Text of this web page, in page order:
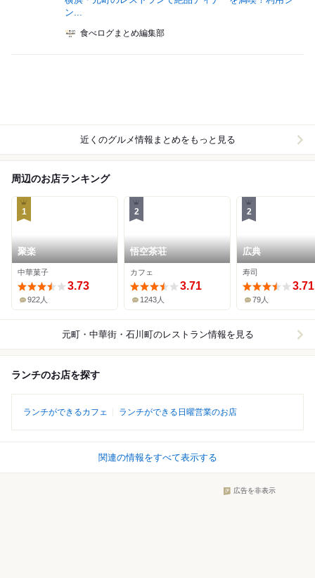
ン...
食べログまとめ編集部
近くのグルメ情報まとめをもっと見る
周辺のお店ランキング
1
聚楽
中華菓子
3.73
922人
2
悟空茶荘
カフェ
3.71
1243人
2
広典
寿司
3.71
79人
元町・中華街・石川町のレストラン情報を見る
ランチのお店を探す
ランチができるカフェ ランチができる日曜営業のお店
関連の情報をすべて表示する
広告を非表示